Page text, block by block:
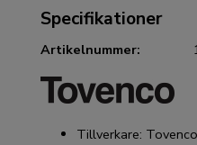
Specifikationer
Artikelnummer:
Tillverkare: Tovenco